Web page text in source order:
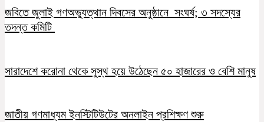
জবিতে জুলাই গণঅভ্যুত্থান দিবসের অনুষ্ঠানে সংঘর্ষ; ৩ সদস্যের
তদন্ত কমিটি
সারাদেশে করোনা থেকে সুস্থ হয়ে উঠেছেন ৫০ হাজারের ও বেশি মানুষ
জাতীয় গণমাধ্যম ইনস্টিটিউটের অনলাইন প্রশিক্ষণ শুরু